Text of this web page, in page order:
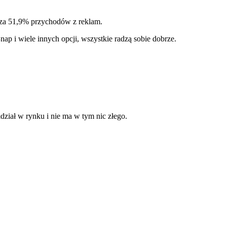
51,9% przychodów z reklam.
i wiele innych opcji, wszystkie radzą sobie dobrze.
w rynku i nie ma w tym nic złego.